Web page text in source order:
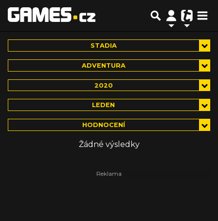
STADIA
ADVENTURA
2020
LEDEN
HODNOCENÍ
Žádné výsledky